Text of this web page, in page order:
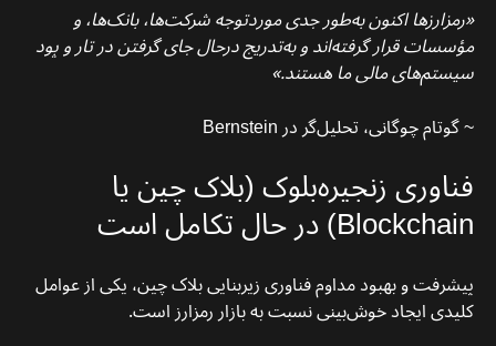
«رمزارزها اکنون به‌طور جدی موردتوجه شرکت‌ها، بانک‌ها، و
مؤسسات قرار گرفته‌اند و به‌تدریج درحال جای گرفتن در تار و پود
سیستم‌های مالی ما هستند.»
~ گوتام چوگانی، تحلیل‌گر در Bernstein
فناوری زنجیره‌بلوک (بلاک چین یا
Blockchain) در حال تکامل است
پیشرفت و بهبود مداوم فناوری زیربنایی بلاک‌ چین، یکی از عوامل
کلیدی ایجاد خوش‌بینی نسبت به بازار رمزارز است.